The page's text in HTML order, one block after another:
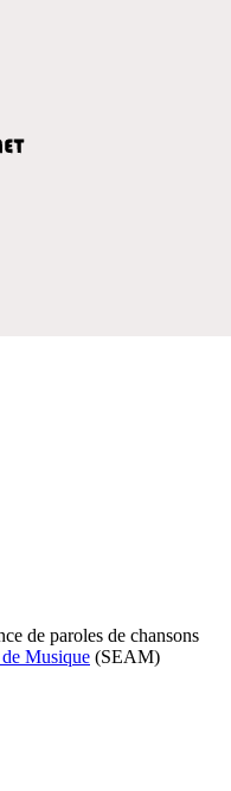
de paroles de chansons
Musique (SEAM)